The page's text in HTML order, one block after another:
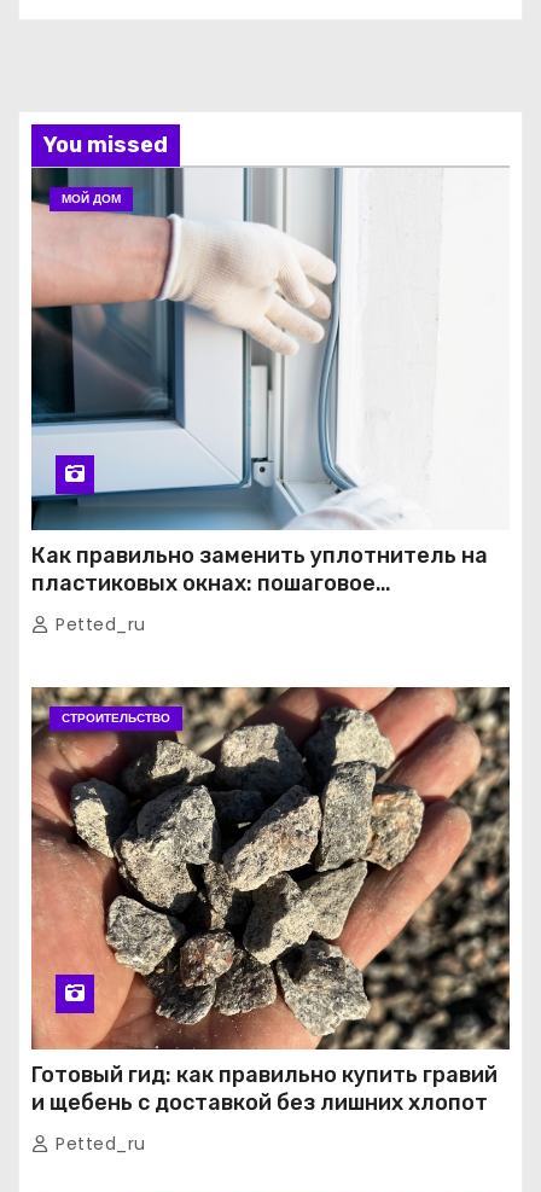
You missed
МОЙ ДОМ
Как правильно заменить уплотнитель на
пластиковых окнах: пошаговое
руководство от экспертов
Petted_ru
СТРОИТЕЛЬСТВО
Готовый гид: как правильно купить гравий
и щебень с доставкой без лишних хлопот
Petted_ru